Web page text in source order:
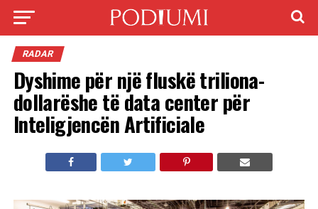
RADAR
Dyshime për një fluskë triliona-
dollarëshe të data center për
Inteligjencën Artificiale